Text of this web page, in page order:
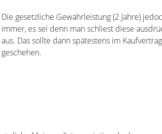
Die gesetzliche Gewährleistung (2 Jahre)
immer, es sei denn man schliest diese
aus. Das sollte dann spätestens im Kaufvertrag
geschehen.